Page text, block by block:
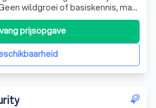
wildgroei of basiskennis, maar
kwaliteit van een TopPro 10-
je zegt!
prijsopgave